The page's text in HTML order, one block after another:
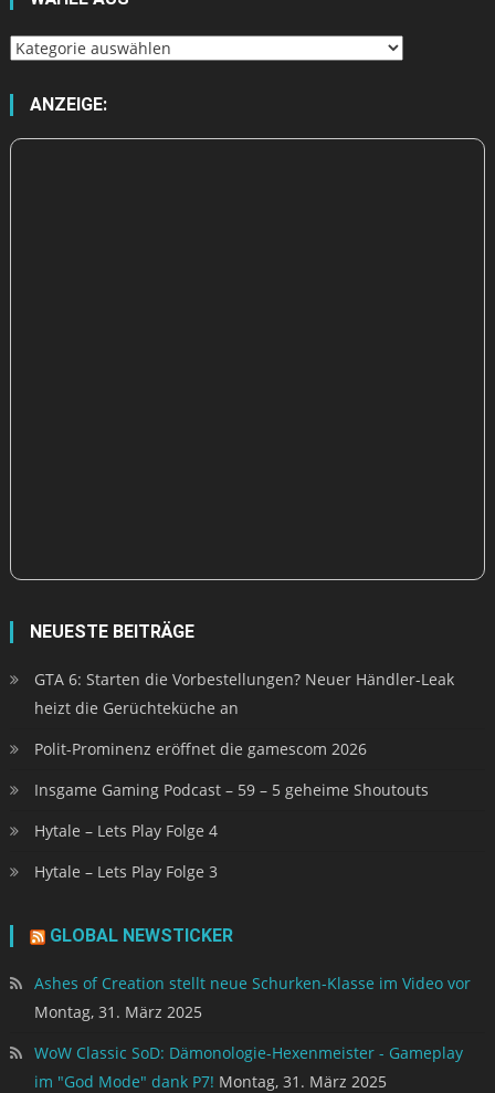
Wähle
ANZEIGE:
NEUESTE BEITRÄGE
GTA 6: Starten die Vorbestellungen? Neuer Händler-Leak
heizt die Gerüchteküche an
Polit-Prominenz eröffnet die gamescom 2026
Insgame Gaming Podcast – 59 – 5 geheime Shoutouts
Hytale – Lets Play Folge 4
Hytale – Lets Play Folge 3
GLOBAL NEWSTICKER
Ashes of Creation stellt neue Schurken-Klasse im Video vor
Montag, 31. März 2025
WoW Classic SoD: Dämonologie-Hexenmeister - Gameplay
im "God Mode" dank P7! Montag, 31. März 2025